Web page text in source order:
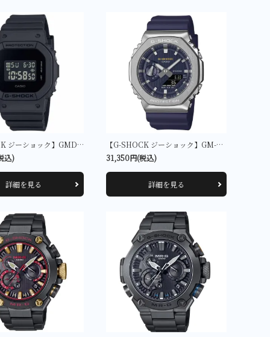
【G-SHOCK ジーショック】GMD-S5610BB-1JF
込)
詳細を見る
【G-SHOCK ジーショック】GM-2110SH-2AJF
31,350円(税込)
詳細を見る